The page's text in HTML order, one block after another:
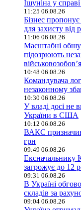
Ішуніна у
11:25 06.08.26
Бізнес
для захисту від
11:06 06.08.26
Масштабні
підозрюють
10:48 06.08.26
Командувача
незаконному
10:30 06.08.26
У владі досі не
України в США
10:12 06.08.26
ВАКС призначив
грн
09:49 06.08.26
Ексначальнику
загрожує до 12
09:31 06.08.26
В Україні
складів за
09:04 06.08.26